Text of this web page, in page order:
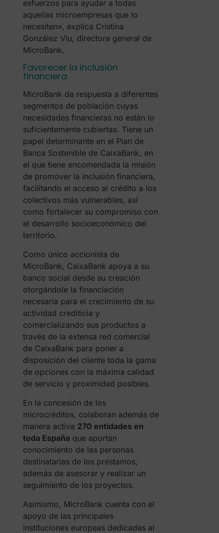
esfuerzos para ayudar a todas
aquellas microempresas que lo
necesiten», explica Cristina
González Viu, directora general de
MicroBank.
Favorecer la inclusión
financiera
MicroBank da respuesta a diferentes
segmentos de población cuyas
necesidades financieras no están lo
suficientemente cubiertas. Tiene un
papel determinante en el Plan de
Banca Sostenible de CaixaBank, en
el que tiene encomendada la misión
de promover la inclusión financiera,
facilitando el acceso al crédito a los
colectivos más vulnerables, así
como fortalecer su compromiso con
el desarrollo socioeconómico del
territorio.
Como único accionista de
MicroBank, CaixaBank apoya a su
banco social desde su creación
otorgándole la financiación
necesaria para el crecimiento de su
actividad crediticia y
comercializando sus productos a
través de la extensa red comercial
de CaixaBank para poner a
disposición del cliente toda la gama
de opciones con la máxima calidad
de servicio y proximidad posibles.
En la concesión de los
microcréditos, colaboran además de
manera activa 270 entidades en
toda España que aportan
conocimiento de las personas
destinatarias de los préstamos,
además de asesorar y realizar un
seguimiento de los proyectos.
Asimismo, MicroBank cuenta con el
apoyo de las principales
instituciones europeas dedicadas al